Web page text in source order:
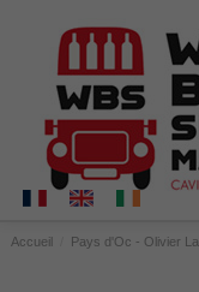
Accueil Pays d'Oc - Olivier